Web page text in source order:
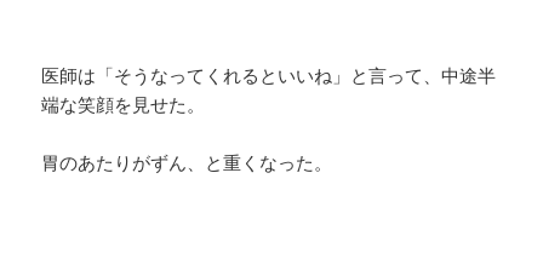
医師は「そうなってくれるといいね」と言って、中途半
端な笑顔を見せた。
胃のあたりがずん、と重くなった。